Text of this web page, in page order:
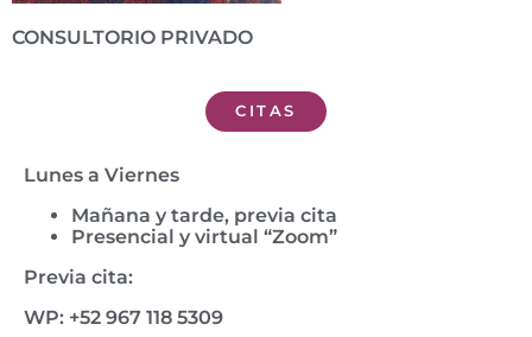
CONSULTORIO PRIVADO
CITAS
Lunes a Viernes
Mañana y tarde, previa cita
Presencial y virtual “Zoom”
Previa cita:
WP: +52 967 118 5309